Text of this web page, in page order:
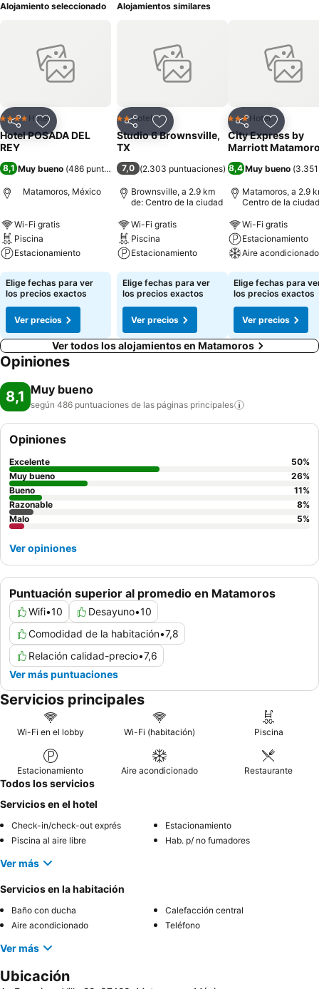
Alojamiento seleccionado
CompartirAgregar a favoritos
4 EstrellasHotel
Hotel POSADA DEL
REY
8,1 Muy bueno (486 puntuaciones)
Matamoros, México
Wi-Fi gratis
Piscina
Estacionamiento
Ver precios
Elige fechas para ver
los precios exactos
Ver precios
Alojamientos similares
CompartirAgregar a favoritos
2 Estrellas
Hotel
Studio 6 Brownsville,
TX
7,0 (2.303 puntuaciones)
Brownsville, a 2.9 km
de: Centro de la ciudad
Wi-Fi gratis
Piscina
Estacionamiento
Ver precios
Elige fechas para ver
los precios exactos
Ver precios
CompartirAgregar
3 Estrellas
Hotel
City Express by
Marriott
8,4 Muy bueno (
Matamoros, a 2.9
Centro de la ciudad
Wi-Fi gratis
Estacionamiento
Aire acondicionado
Ver precios
Elige fechas para
los precios exactos
Ver precios
Ver todos los alojamientos en Matamoros
Opiniones
8,1 Muy bueno
según 486 puntuaciones de las páginas principales
Puntuación superior al promedio en Matamoros
Wifi•10 Desayuno•10
Comodidad de la habitación•7,8
Relación calidad-precio•7,6
Ver más puntuaciones
Opiniones
Excelente 50%
Muy bueno
26%
Bueno
11%
Razonable
8%
Malo
5%
Ver opiniones
Servicios principales
Wi-Fi en el lobby Wi-Fi (habitación) Piscina
Estacionamiento Aire acondicionado Restaurante
Todos los servicios
Servicios en el hotel
Check-in/check-out exprés
Estacionamiento
Piscina al aire libre
Hab. p/ no fumadores
Ver más
Servicios en la habitación
Baño con ducha
Calefacción central
Aire acondicionado
Teléfono
Ver más
Ubicación